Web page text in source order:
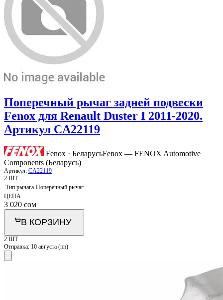
Поперечный рычаг задней подвески
Fenox для Renault Duster I 2011-2020.
Артикул CA22119
Fenox · БеларусьFenox — FENOX Automotive
Components (Беларусь)
Артикул: CA22119
2 ШТ
Тип рычага Поперечный рычаг
ЦЕНА
3 020 сом
В КОРЗИНУ
2 ШТ
Отправка: 10 августа (пн)